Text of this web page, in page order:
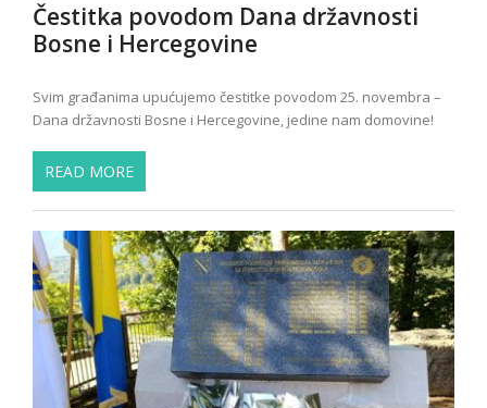
Čestitka povodom Dana državnosti
Bosne i Hercegovine
Svim građanima upućujemo čestitke povodom 25. novembra –
Dana državnosti Bosne i Hercegovine, jedine nam domovine!
READ MORE